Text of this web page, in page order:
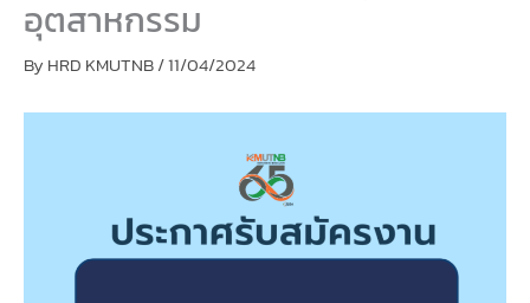
อุตสาหกรรม
By HRD KMUTNB/11/04/2024